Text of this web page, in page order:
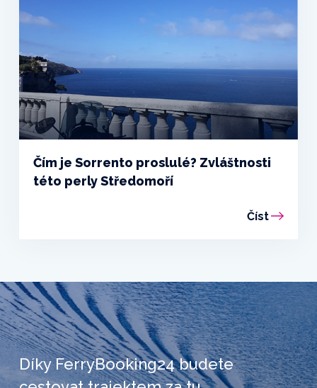
Čím je Sorrento proslulé? Zvláštnosti
této perly Středomoří
Číst
Díky FerryBooking24 budete